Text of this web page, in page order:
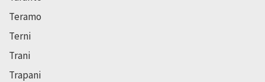
Teramo
Terni
Trani
Trapani